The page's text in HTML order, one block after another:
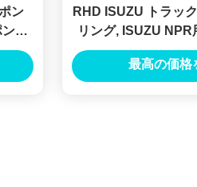
ン
プ
RHD ISUZU トラッ
リング, ISUZU NPR
テアリング
最高の価格